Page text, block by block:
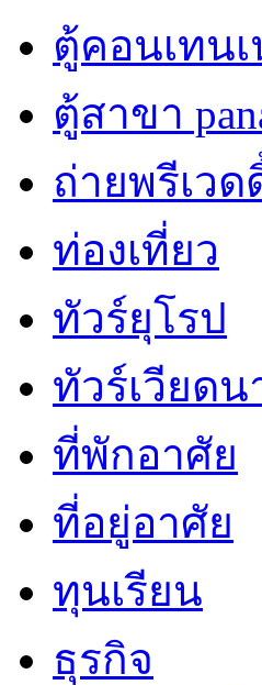
ตู้คอนเทน
ตู้สาขา
ถ่ายพรีเวด
ท่องเที่ยว
ทัวร์ยุโรป
ทัวร์เวียดน
ที่พักอาศัย
ที่อยู่อาศัย
ทุนเรียน
ธุรกิจ